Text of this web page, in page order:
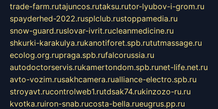
trade-farm.rutajuncos.rutaksu.rutor-lyubov-i-grom.ru
spayderhed-2022.rusplclub.rustoppamedia.ru
snow-guard.ruslovar-ivrit.rucleanmedicine.ru
shkurki-karakulya.rukanotiforet.spb.rututmassage.ru
ecolog.org.rupraga.spb.rufalcorussia.ru
autodoctorservis.rukamertondom.spb.runet-life.net.ru
avto-vozim.rusakhcamera.rualliance-electro.spb.ru
stroyavt.rucontrolweb1.rutdsak74.rukinzozo-ru.ru
kvotka.ruiron-snab.rucosta-bella.rueugrus.pp.ru